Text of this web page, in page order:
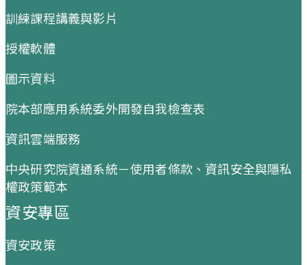
訓練課程講義與影片
授權軟體
圖示資料
院本部應用系統委外開發自我檢查表
資訊雲端服務
中央研究院資通系統－使用者條款、資訊安全與隱私
權政策範本
資安專區
資安政策